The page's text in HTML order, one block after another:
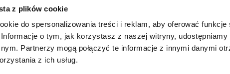
z plików cookie
do spersonalizowania treści i reklam, aby oferować funkcje
o tym, jak korzystasz z naszej witryny, udostępniamy
Partnerzy mogą połączyć te informacje z innymi danymi
z ich usług.